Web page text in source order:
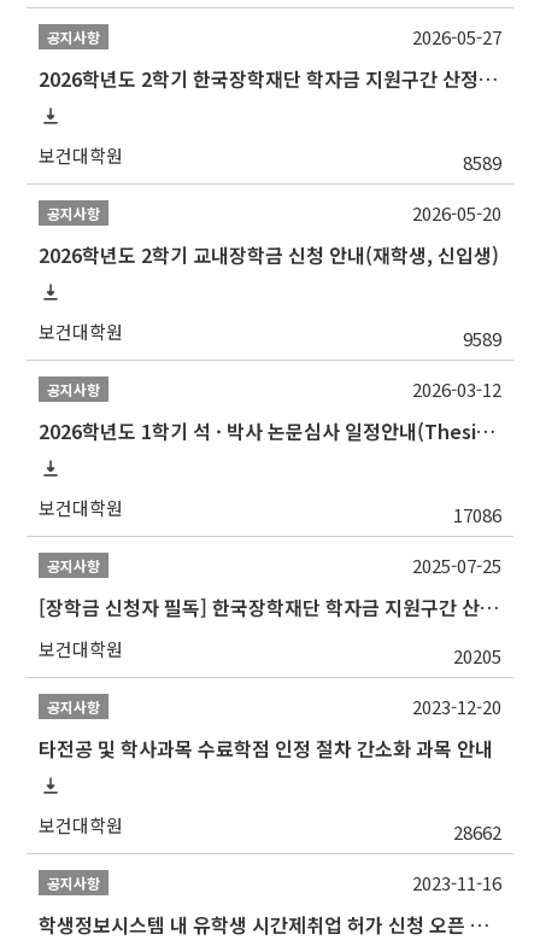
공지사항
2026학년도 2학기 한국장학재단 학자금 지원구간 산정 신청 안내
보건대학원 8589
2026-05-27
공지사항
2026학년도 2학기 교내장학금 신청 안내(재학생, 신입생)
보건대학원 9589
2026-05-20
공지사항
2026학년도 1학기 석 · 박사 논문심사 일정안내(Thesis Defense Schedules)
보건대학원 17086
2026-03-12
공지사항
[장학금 신청자 필독] 한국장학재단 학자금 지원구간 산정 권고
보건대학원 20205
2025-07-25
공지사항
타전공 및 학사과목 수료학점 인정 절차 간소화 과목 안내
보건대학원 28662
2023-12-20
공지사항
학생정보시스템 내 유학생 시간제취업 허가 신청 오픈 안내
2023-11-16